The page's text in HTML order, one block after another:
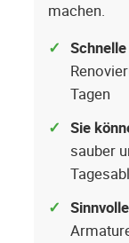
machen.
Tagen
Sie
sauber